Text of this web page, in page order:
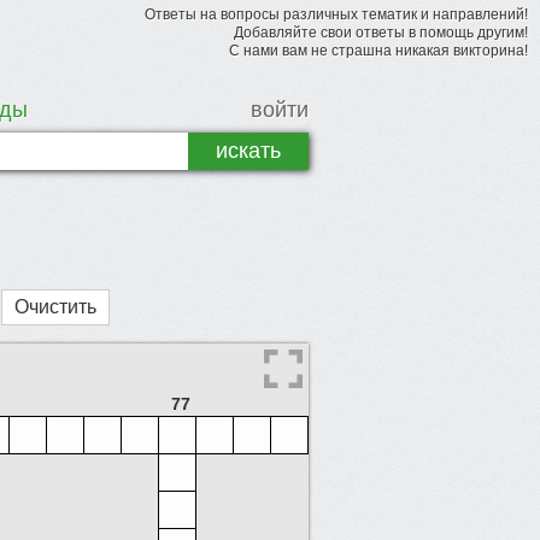
Ответы на вопросы различных тематик и направлений!
Добавляйте свои ответы в помощь другим!
С нами вам не страшна никакая викторина!
войти
Очистить
77